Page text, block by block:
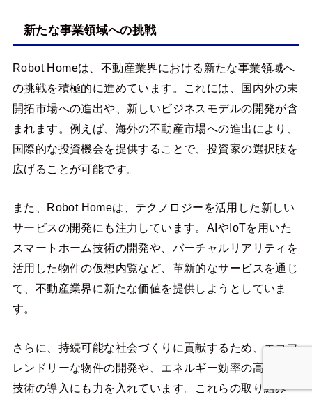
新たな事業領域への挑戦
Robot Homeは、不動産業界における新たな事業領域へ
の挑戦を積極的に進めています。これには、国内外の未
開拓市場への進出や、新しいビジネスモデルの開発が含
まれます。例えば、海外の不動産市場への進出により、
国際的な投資機会を提供することで、投資家の選択肢を
広げることが可能です。
また、Robot Homeは、テクノロジーを活用した新しい
サービスの開発にも注力しています。AIやIoTを用いた
スマートホーム技術の開発や、バーチャルリアリティを
活用した物件の仮想内覧など、革新的なサービスを通じ
て、不動産業界に新たな価値を提供しようとしていま
す。
さらに、持続可能な社会づくりに貢献するため、エコフ
レンドリーな物件の開発や、エネルギー効率の高い建築
技術の導入にも力を入れています。これらの取り組み